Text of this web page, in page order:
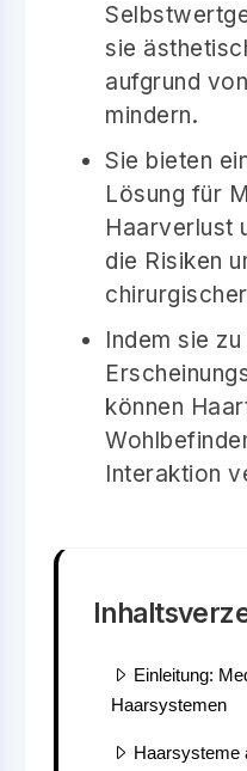
sie
aufgrund
mindern.
Sie bieten
Lösung für
Haarverlust
die Risiken
Indem sie
können
Interaktion
Einleitung:
Haarsystemen
Haarsysteme